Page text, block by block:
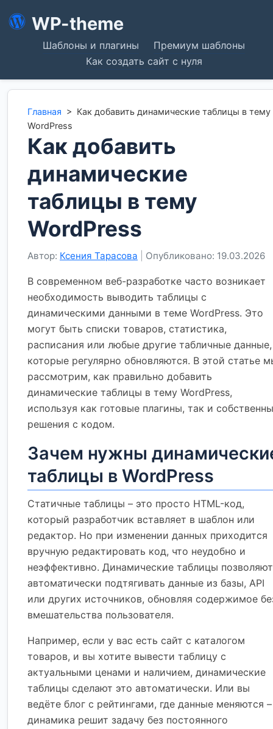
WP-theme
Шаблоны и плагины
Премиум шаблоны
Как создать сайт с нуля
Главная > Как добавить динамические таблицы в тему
WordPress
Как добавить
динамические
таблицы в тему
WordPress
Автор: Ксения Тарасова Опубликовано: 19.03.2026
В современном веб-разработке часто возникает
необходимость выводить таблицы с
динамическими данными в теме WordPress. Это
могут быть списки товаров, статистика,
расписания или любые другие табличные данные,
которые регулярно обновляются. В этой статье
рассмотрим, как правильно добавить
динамические таблицы в тему WordPress,
используя как готовые плагины, так и
решения с кодом.
Зачем нужны
таблицы в WordPress
Статичные таблицы – это просто HTML-код,
который разработчик вставляет в шаблон или
редактор. Но при изменении данных приходится
вручную редактировать код, что неудобно и
неэффективно. Динамические таблицы позволяют
автоматически подтягивать данные из базы, API
или других источников, обновляя содержимое
вмешательства пользователя.
Например, если у вас есть сайт с каталогом
товаров, и вы хотите вывести таблицу с
актуальными ценами и наличием, динамические
таблицы сделают это автоматически. Или вы
ведёте блог с рейтингами, где данные меняются –
динамика решит задачу без постоянного